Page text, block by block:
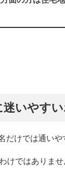
いやす
けでは通いや
けではありま